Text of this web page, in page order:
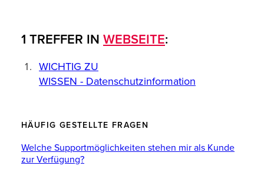
1 TREFFER IN WEBSEITE:
WICHTIG ZU
WISSEN - Datenschutzinformation
HÄUFIG GESTELLTE FRAGEN
Welche Supportmöglichkeiten stehen mir als Kunde
zur Verfügung?